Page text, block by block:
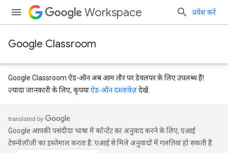
Workspace प्रवेश करें
Google Classroom
Google Classroom ऐड-ऑन अब आम तौर पर डेवलपर के लिए उपलब्ध हैं!
ज़्यादा जानकारी के लिए, कृपयाऐड-ऑन दस्तावेज़देखें.
Google आपकी पसंदीदा भाषा में कॉन्टेंट का अनुवाद करने के लिए, एआई
टेक्नोलॉजी का इस्तेमाल करता है. एआई से मिले अनुवादों में गलतियां हो सकती हैं.